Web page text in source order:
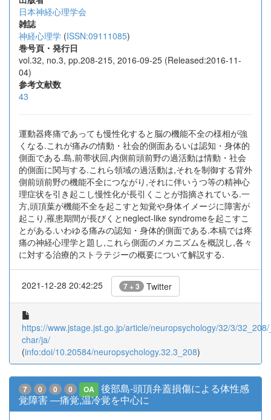
日本神経心理学会
雑誌
神経心理学 (ISSN:09111085)
巻号頁・発行日
vol.32, no.3, pp.208-215, 2016-09-25 (Released:2016-11-
04)
参考文献数
43
運動器疼痛であっても慢性化すると脳の機能不全の様相が強
くなる.これが痛みの情動・社会的側面あるいは認知・身体的
側面である.島,前帯状回,内側前頭前野の過活動は情動・社会
的側面に関与する.これら領域の過活動は,それを制御する背外
側前頭前野の機能不全につながり,それに伴いうつ等の精神心
理症状を引き起こし慢性化が長引くことが指摘されている.一
方,頭頂葉が機能不全を起こすと知覚や身体イメージに障害が
起こり,罹患期間が長びくとneglect-like syndromeを起こすこ
とがある.いわゆる痛みの認知・身体的側面である.本稿では疼
痛の神経心理学と題し,これら側面のメカニズムを概説し,各々
に対する治療的ストラテジーの概要について解説する.
2021-12-28 20:42:25 7 + 3 Twitter
https://www.jstage.jst.go.jp/article/neuropsychology/32/3/
char/ja/
(info:doi/10.20584/neuropsychology.32.3_208)
7 0 0 0 OA
後部島-頭頂弁蓋損傷による体性感
覚障害 ―痛覚,温冷覚を中心に